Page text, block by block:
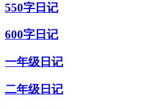
550字日记
600字日记
一年级日记
二年级日记